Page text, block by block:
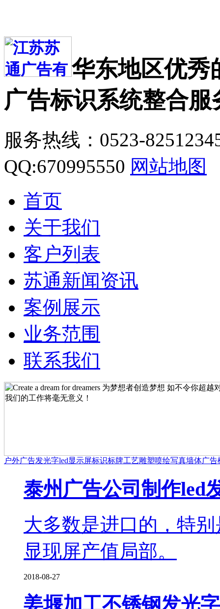
华东地区优秀
广告标识系统整合服
服务热线：0523-
QQ:670995550 网站地图
首页
关于我们
客户列表
苏通新闻资讯
案例展示
业务范围
联系我们
户外广告发光字led显示屏标识标牌工艺雕塑喷绘写真墙体广告
泰州广告公司制作led
大多数是进口的，特
显现屏产值局部。
2018-08-27
姜堰加工不锈钢发光